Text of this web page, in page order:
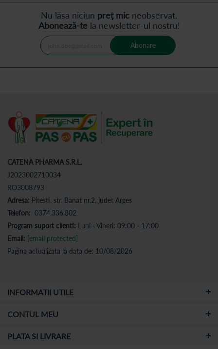
Nu lăsa niciun preț mic neobservat.
Abonează-tela newsletter-ul nostru!
Abonare
CATENA PHARMA S.R.L.
J2023002710034
RO3008793
Adresa: Pitesti, str. Banat nr.2, judet Arges
Telefon: 0374.336.802
Program suport clienti: Luni - Vineri: 09:00 - 17:00
Email: [email protected]
Pagina actualizata la data de: 10/08/2026
INFORMATII UTILE
CONTUL MEU
PLATA SI LIVRARE